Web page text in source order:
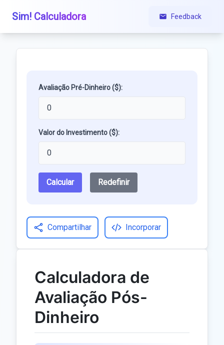
Sim! Calculadora Feedback
Avaliação Pré-Dinheiro ($):
Valor do Investimento ($):
Calcular Redefinir
Compartilhar Incorporar
Calculadora de
Avaliação Pós-
Dinheiro